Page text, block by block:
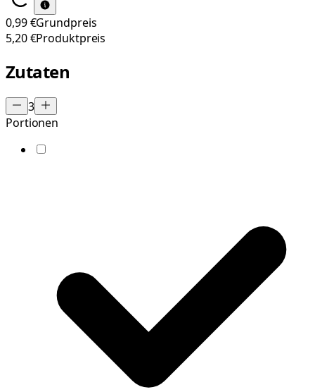
0,99 €Grundpreis
5,20 €Produktpreis
Zutaten
3
Portionen